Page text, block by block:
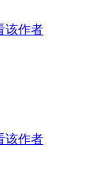
该作者
该作者